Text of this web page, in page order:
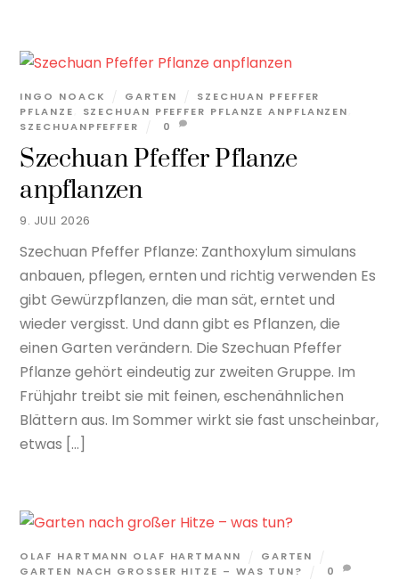
9. JULI 2026
Szechuan Pfeffer Pflanze
anpflanzen
INGO NOACK GARTEN
SZECHUAN PFEFFER
PFLANZE
SZECHUAN PFEFFER PFLANZE ANPFLANZEN
SZECHUANPFEFFER
0
Szechuan Pfeffer Pflanze: Zanthoxylum simulans
anbauen, pflegen, ernten und richtig verwenden Es
gibt Gewürzpflanzen, die man sät, erntet und
wieder vergisst. Und dann gibt es Pflanzen, die
einen Garten verändern. Die Szechuan Pfeffer
Pflanze gehört eindeutig zur zweiten Gruppe. Im
Frühjahr treibt sie mit feinen, eschenähnlichen
Blättern aus. Im Sommer wirkt sie fast unscheinbar,
etwas […]
OLAF HARTMANN OLAF HARTMANN
GARTEN
GARTEN NACH GROSSER HITZE – WAS TUN?
0